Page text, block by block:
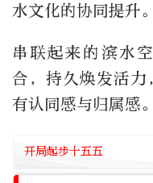
水文化的协同提升。
串联起来的滨水
合，持久焕发活力
有认同感与归属感。
开局起步十五五